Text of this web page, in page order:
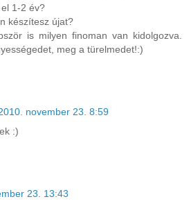
1-2 év?
készítesz újat?
is milyen finoman van kidolgozva.
meg a türelmedet!:)
november 23. 8:59
:)
23. 13:43